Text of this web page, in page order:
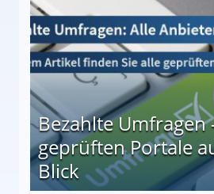
Bezahlte Umfragen
geprüften Portale
Blick